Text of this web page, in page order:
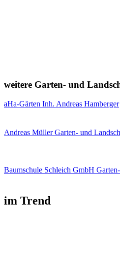
weitere Garten- und
aHa-Gärten Inh. Andreas Hamberger
Andreas Müller Garten- und
Baumschule Schleich GmbH
im Trend